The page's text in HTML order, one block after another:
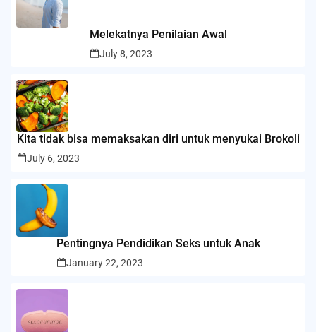
Melekatnya Penilaian Awal
July 8, 2023
Kita tidak bisa memaksakan diri untuk menyukai Brokoli
July 6, 2023
Pentingnya Pendidikan Seks untuk Anak
January 22, 2023